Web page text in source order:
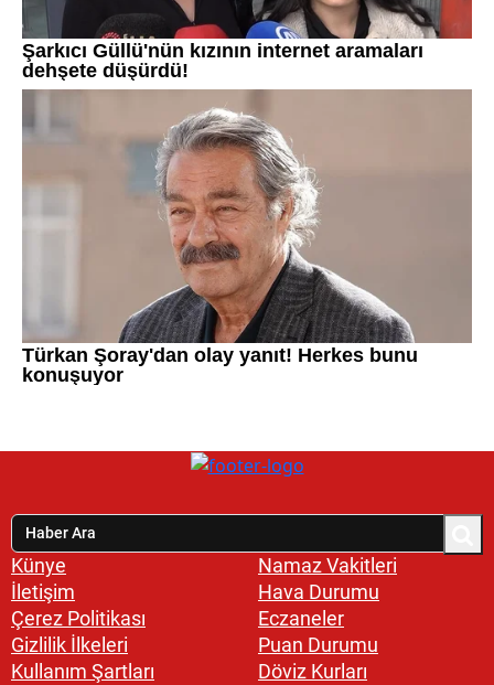
Künye
İletişim
Çerez Politikası
Gizlilik İlkeleri
Kullanım Şartları
Namaz Vakitleri
Hava Durumu
Eczaneler
Puan Durumu
Döviz Kurları